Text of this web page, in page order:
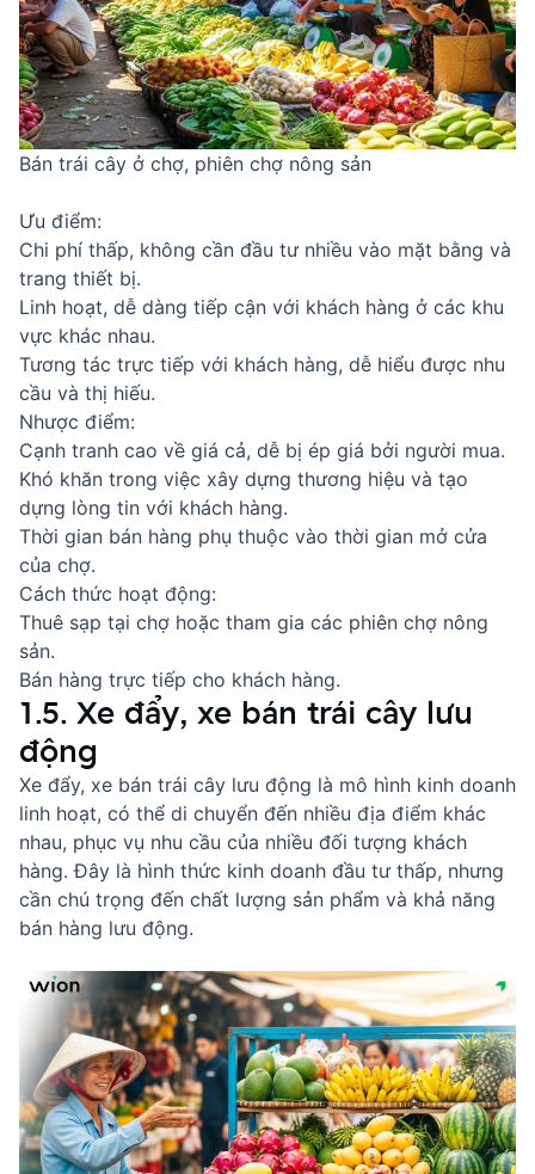
Bán trái cây ở chợ, phiên chợ nông sản
Ưu điểm:
Chi phí thấp, không cần đầu tư nhiều vào mặt bằng và
trang thiết bị.
Linh hoạt, dễ dàng tiếp cận với khách hàng ở các khu
vực khác nhau.
Tương tác trực tiếp với khách hàng, dễ hiểu được nhu
cầu và thị hiếu.
Nhược điểm:
Cạnh tranh cao về giá cả, dễ bị ép giá bởi người mua.
Khó khăn trong việc xây dựng thương hiệu và tạo
dựng lòng tin với khách hàng.
Thời gian bán hàng phụ thuộc vào thời gian mở cửa
của chợ.
Cách thức hoạt động:
Thuê sạp tại chợ hoặc tham gia các phiên chợ nông
sản.
Bán hàng trực tiếp cho khách hàng.
1.5. Xe đẩy, xe bán trái cây lưu
động
Xe đẩy, xe bán trái cây lưu động là mô hình kinh doanh
linh hoạt, có thể di chuyển đến nhiều địa điểm khác
nhau, phục vụ nhu cầu của nhiều đối tượng khách
hàng. Đây là hình thức kinh doanh đầu tư thấp, nhưng
cần chú trọng đến chất lượng sản phẩm và khả năng
bán hàng lưu động.